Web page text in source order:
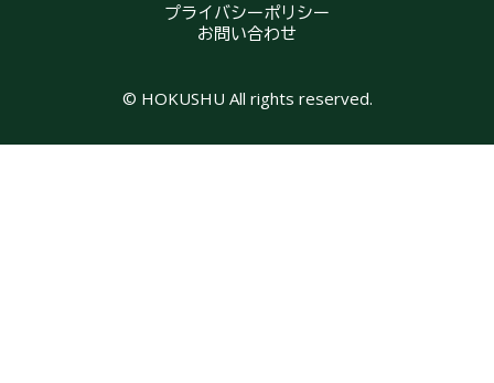
プライバシーポリシー
お問い合わせ
© HOKUSHU All rights reserved.